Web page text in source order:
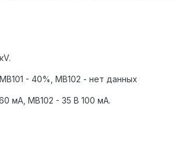
- 40%, MB102 - нет данных
мА, МВ102 - 35 В 100 мА.